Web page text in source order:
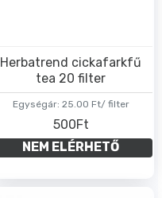
Egységár: 25.00 Ft/ filter
Herbatrend cickafarkfű
tea 20 filter
500Ft
NEM ELÉRHETŐ